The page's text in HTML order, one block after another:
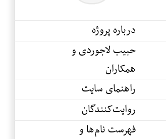
درباره پروژه
حبیب لاجوردی و
همکاران
راهنمای سایت
روایت‌کنندگان
فهرست نام‌ها و